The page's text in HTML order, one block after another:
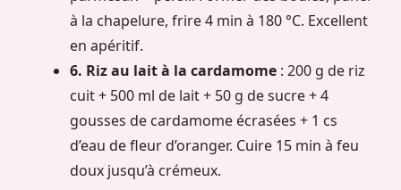
à la chapelure, frire 4 min à 180 °C. Excellent
en apéritif.
6. Riz au lait à la cardamome : 200 g de riz
cuit + 500 ml de lait + 50 g de sucre + 4
gousses de cardamome écrasées + 1 cs
d’eau de fleur d’oranger. Cuire 15 min à feu
doux jusqu’à crémeux.